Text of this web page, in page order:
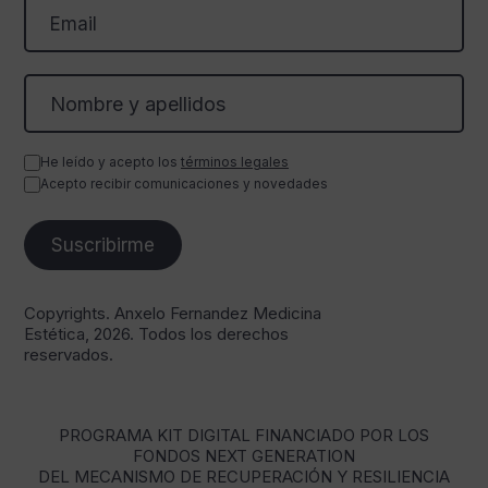
He leído y acepto los términos legales
Acepto recibir comunicaciones y novedades
Copyrights. Anxelo Fernandez Medicina
Estética, 2026. Todos los derechos
reservados.
PROGRAMA KIT DIGITAL FINANCIADO POR LOS
FONDOS NEXT GENERATION
DEL MECANISMO DE RECUPERACIÓN Y RESILIENCIA